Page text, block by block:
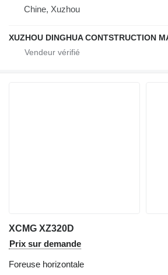
Chine, Xuzhou
XCMG XZ320D
Prix sur demande
Foreuse horizontale